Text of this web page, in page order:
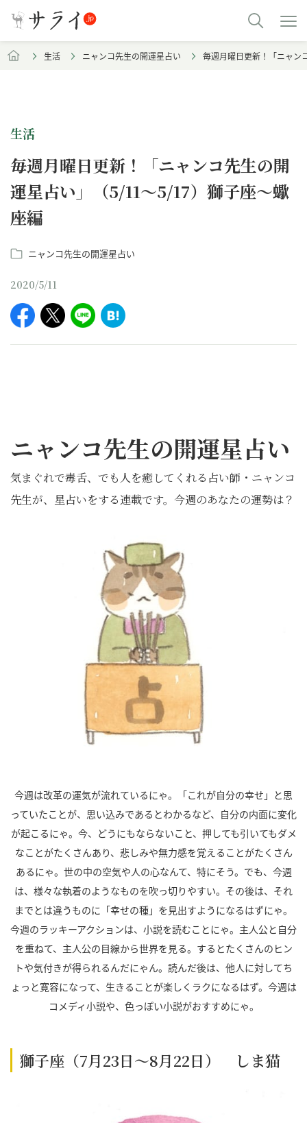
生活 ニャンコ先生の開運星占い 毎週月曜日更新！「ニャン
生活
毎週月曜日更新！「ニャンコ先生の開
運星占い」（5/11～5/17）獅子座～蠍
座編
ニャンコ先生の開運星占い
2020/5/11
ニャンコ先生の開運星占い
気まぐれで毒舌、でも人を癒してくれる占い師・ニャンコ
先生が、星占いをする連載です。今週のあなたの運勢は？
今週は改革の運気が流れているにゃ。「これが自分の幸せ」と思
っていたことが、思い込みであるとわかるなど、自分の内面に変化
が起こるにゃ。今、どうにもならないこと、押しても引いてもダメ
なことがたくさんあり、悲しみや無力感を覚えることがたくさん
あるにゃ。世の中の空気や人の心なんて、特にそう。でも、今週
は、様々な執着のようなものを吹っ切りやすい。その後は、それ
までとは違うものに「幸せの種」を見出すようになるはずにゃ。
今週のラッキーアクションは、小説を読むことにゃ。主人公と自分
を重ねて、主人公の目線から世界を見る。するとたくさんのヒン
トや気付きが得られるんだにゃん。読んだ後は、他人に対してち
ょっと寛容になって、生きることが楽しくラクになるはず。今週は
コメディ小説や、色っぽい小説がおすすめにゃ。
獅子座（7月23日～8月22日） しま猫